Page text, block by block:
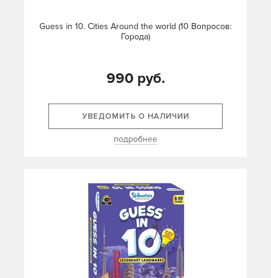
Guess in 10. Cities Around the world (10 Вопросов:
Города)
990 руб.
УВЕДОМИТЬ О НАЛИЧИИ
подробнее